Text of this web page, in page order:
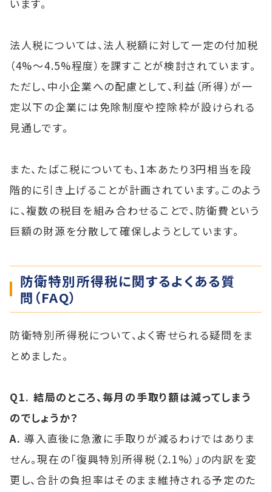
います。
法人税については、法人税額に対して一定の付加税
（4%〜4.5%程度）を課すことが検討されています。
ただし、中小企業への配慮として、利益（所得）が一
定以下の企業には免除制度や控除枠が設けられる
見通しです。
また、たばこ税についても、1本あたり3円相当を段
階的に引き上げることが計画されています。このよう
に、複数の税目を組み合わせることで、防衛費という
巨額の財源を分散して確保しようとしています。
防衛特別所得税に関するよくある質
問（FAQ）
防衛特別所得税について、よく寄せられる疑問をま
とめました。
Q1. 結局のところ、毎月の手取り額は減ってしまう
のでしょうか？
A. 導入直後に急激に手取りが減るわけではありま
せん。現在の「復興特別所得税（2.1%）」の内訳を変
更し、合計の負担率はそのまま維持される予定のた